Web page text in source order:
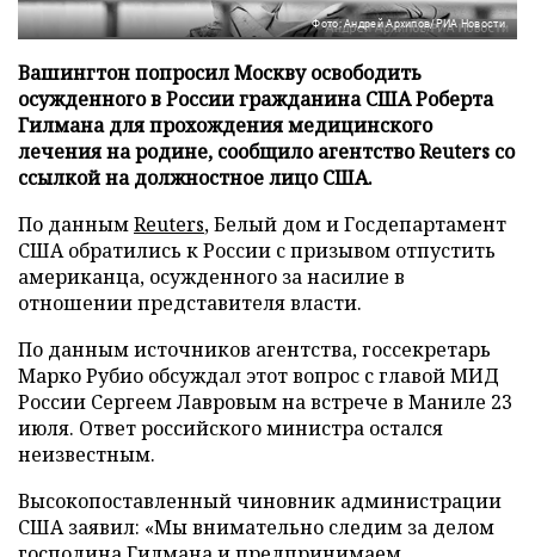
Фото: Андрей Архипов/РИА Новости
Вашингтон попросил Москву освободить
осужденного в России гражданина США Роберта
Гилмана для прохождения медицинского
лечения на родине, сообщило агентство Reuters со
ссылкой на должностное лицо США.
По даннымReuters, Белый дом и Госдепартамент
США обратились к России с призывом отпустить
американца, осужденного за насилие в
отношении представителя власти.
По данным источников агентства, госсекретарь
Марко Рубио обсуждал этот вопрос с главой МИД
России Сергеем Лавровым на встрече в Маниле 23
июля. Ответ российского министра остался
неизвестным.
Высокопоставленный чиновник администрации
США заявил: «Мы внимательно следим за делом